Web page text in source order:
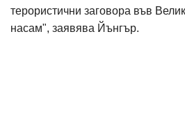
терористични заговора във
насам", заявява Йънгър.